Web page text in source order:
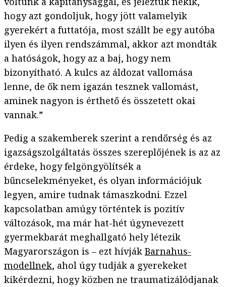
hogy azt gondoljuk, hogy jött valamelyik
gyerekért a futtatója, most szállt be egy autóba
ilyen és ilyen rendszámmal, akkor azt mondták
a hatóságok, hogy az a baj, hogy nem
bizonyítható. A kulcs az áldozat vallomása
lenne, de ők nem igazán tesznek vallomást,
aminek nagyon is érthető és összetett okai
vannak.”
Pedig a szakemberek szerint a rendőrség és az
igazságszolgáltatás összes szereplőjének is az az
érdeke, hogy felgöngyölítsék a
bűncselekményeket, és olyan információjuk
legyen, amire tudnak támaszkodni. Ezzel
kapcsolatban amúgy történtek is pozitív
változások, ma már hat-hét úgynevezett
gyermekbarát meghallgató hely létezik
Magyarországon is – ezt hívják Barnahus-
modellnek, ahol úgy tudják a gyerekeket
kikérdezni, hogy közben ne traumatizálódjanak